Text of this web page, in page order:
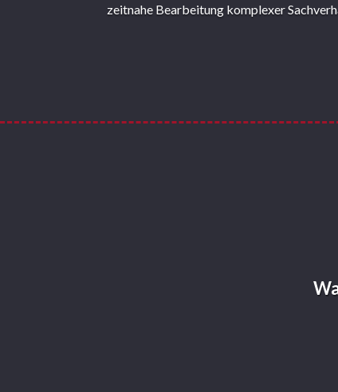
zeitnahe Bearbeitung komplexer